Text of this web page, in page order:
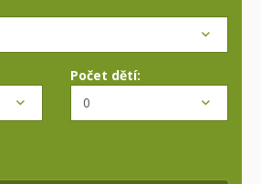
Počet dětí: